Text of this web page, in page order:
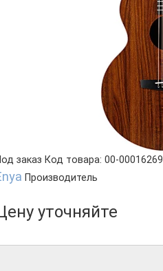
заказ Код товара: 00-00016269
Производитель
уточняйте